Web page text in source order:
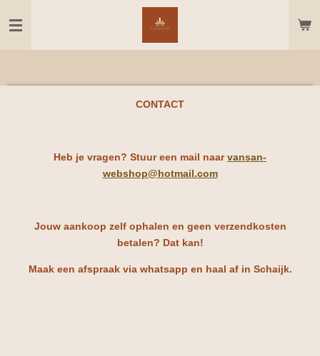
direct
CONTACT
Heb je vragen? Stuur een mail naarvansan-
webshop@hotmail.com
Jouw aankoop zelf ophalen en geen verzendkosten
betalen? Dat kan!
Maak een afspraak via whatsapp en haal af in Schaijk.